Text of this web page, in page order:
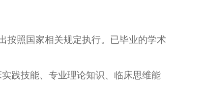
按照国家相关规定执行。已毕业的学术
践技能、专业理论知识、临床思维能